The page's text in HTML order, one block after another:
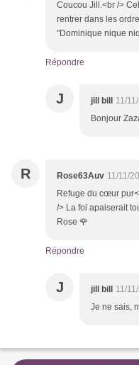
Coucou Jill.<br />
rentrer dans les
"Dominique nique
Répondre
J jill bill
11/
Bonjour
R Rose63Auv 11/11/
Refuge du cœur
/> La foi apaiserait
Rose 🌹
Répondre
J jill bill
11/
Je ne sais,